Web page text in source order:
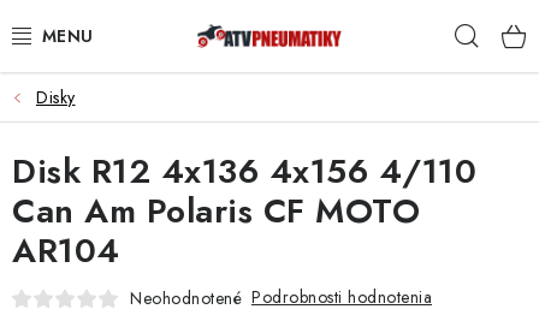
na
PNEUMATIKY
DISKY
ROZŠIROVACIE PODLOŽKY
NÁHRADNÉ DIELY NA ŠTVORKOLKY
Disky
Disk R12 4x136 4x156 4/110
Can Am Polaris CF MOTO
AR104
Neohodnotené Podrobnosti hodnotenia